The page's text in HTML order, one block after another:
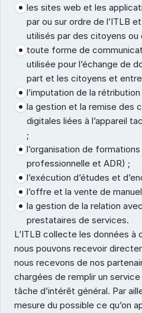
les sites web et les
par ou sur ordre de l’ITLB
utilisés par des citoyens ou
toute forme de
utilisée pour l’échange de
part et les citoyens et
l’imputation de la rétribution
la gestion et la remise des
digitales liées à l’appareil
;
l’organisation de
professionnelle et ADR) ;
l’exécution d’études et
l’offre et la vente de
la gestion de la relation
prestataires de services.
L’ITLB collecte les données à
nous pouvons recevoir
nous recevons de nos
chargées de remplir un
tâche d’intérêt général. Par
mesure du possible ce qu’on